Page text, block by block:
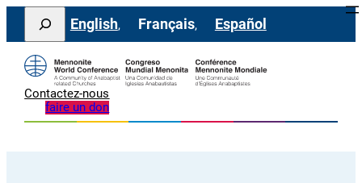
Aller
contenu
Search
English Français Español
Contactez-nous
faire un don